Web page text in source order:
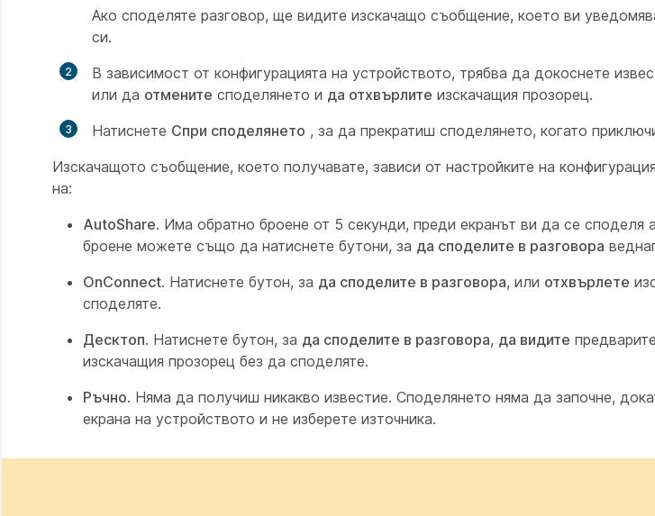
Ако споделяте разговор, ще видите изскачащо съобщение, което ви
си.
В зависимост от конфигурацията на устройството, трябва да докоснете
или да отмените споделянето и да отхвърлите изскачащия прозорец.
Натиснете Спри споделянето , за да прекратиш споделянето, когато
Изскачащото съобщение, което получавате, зависи от настройките на
на:
AutoShare. Има обратно броене от 5 секунди, преди екранът ви да се споделя
броене можете също да натиснете бутони, за да споделите в разговора
OnConnect. Натиснете бутон, за да споделите в разговора, или отхвърлете
споделяте.
Десктоп. Натиснете бутон, за да споделите в разговора, да видите
изскачащия прозорец без да споделяте.
Ръчно. Няма да получиш никакво известие. Споделянето няма да започне,
екрана на устройството и не изберете източника.